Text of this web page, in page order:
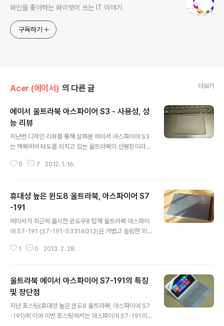
와인을 좋아하는 와이엇이 쓰는 IT 이야기
구독하기
Acer (에이서) 의 다른 글 더보기
에이서 울트라북 아스파이어 S3 - 사용성, 성
능 리뷰
지난번 디자인 리뷰를 통해 살펴본 에이서 아스파이어 S3
는 맥북에어 타도를 외치고 있는 울트라북의 선봉장이라고
있는 제품이긴 하지만 나름대로 아이덴티티도 갖추고 있
가지고 다녀보면 약간의 무게감이 느껴지긴 하지만 크게
불편한 정도는 아니더군요. 1.37Kg이라는 무게가 결코 가
볍다고 할수는 없지만 배낭이나 브리프 케이스에 넣고 다
니면 그리 큰 부담은 아닌것 같습니다. 터치패드는 위의 사
진처럼 큼직막하게 중앙에 위치하고 있는데 여러가지 제스
처를 제공하고 있어 편리하게 사용할수 있죠. 한 손가락은
0 7 2012. 1. 16.
휴대성 높은 윈도8 울트라북, 아스파이어 S7
-191
에이서가 최근에 출시한 윈도우8 탑재 울트라북 아스파이
어 S7-191 (S7-191-53314G12)은 가볍고 슬림한 외
3세대 인텔® 코어™ 프로세서(i5-3317U)을 사용했고, 1
각도에서나 잘 보이는 IPS(광시야각) 패널과 10개 포인트
를 인식 가능한 멀티터치 스크린을 지원합니다. S7-191은
알루미늄 유니바디로 제작되어 12.2mm의 슬림한 두께와
1.04kg에 불과한 무게, 11.6인치 디스플레이를 가지고 있
어 휴대하기 매우 좋죠. 알루미늄 유니바디라고 하면 같은
1 0 2013. 2. 28.
울트라북 에이서 아스파이어 S7-191의 특징
및 장단점
지난 포스팅(휴대성 높은 윈도8 울트라북, 아스파이어 S7
-191)에 이어 이번 포스팅에서는 아스파이어 S7-191의